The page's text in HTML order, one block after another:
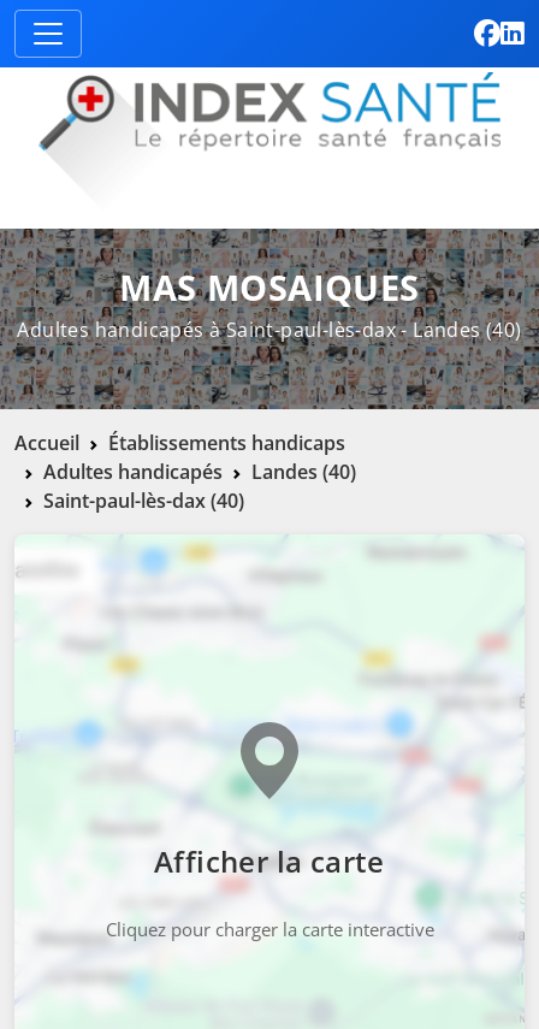
MAS MOSAIQUES
Adultes handicapés à Saint-paul-lès-dax - Landes (40)
Accueil
Établissements handicaps
Adultes handicapés
Landes (40)
Saint-paul-lès-dax (40)
Afficher la carte
Cliquez pour charger la carte interactive